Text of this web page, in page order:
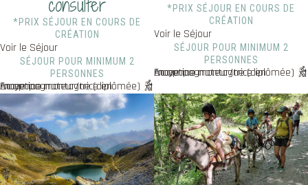
consulter
*PRIX SÉJOUR EN COURS DE
CRÉATION
Voir le Séjour
SÉJOUR POUR MINIMUM 2
PERSONNES
En option : Accompagnateur/trice en moyenne montagne (diplômée)
*PRIX SÉJOUR EN COURS DE
CRÉATION
Voir le Séjour
SÉJOUR POUR MINIMUM 2
PERSONNES
En option : Accompagnateur/trice en moyenne montagne (diplômée)